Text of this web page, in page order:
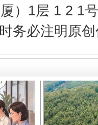
）1层 1 2 1
务必注明原